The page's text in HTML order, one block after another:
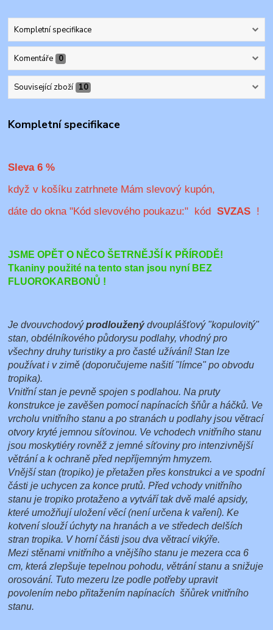
Kompletní specifikace
Komentáře 0
Související zboží 10
Kompletní specifikace
Sleva 6 %
když v košíku zatrhnete Mám slevový kupón,
dáte do okna "Kód slevového poukazu:" kódSVZAS !
JSME OPĚT O NĚCO ŠETRNĚJŠÍ K PŘÍRODĚ!
Tkaniny použité na tento stan jsou nyní BEZ
FLUOROKARBONŮ !
Je dvouvchodovýprodlouženýdvouplášťový "kopulovitý"
stan, obdélníkového půdorysu podlahy, vhodný pro
všechny druhy turistiky a pro časté užívání! Stan lze
používat i v zimě (doporučujeme našití "límce" po obvodu
tropika).
Vnitřní stan je pevně spojen s podlahou. Na pruty
konstrukce je zavěšen pomocí napínacích šňůr a háčků. Ve
vrcholu vnitřního stanu a po stranách u podlahy jsou větrací
otvory kryté jemnou síťovinou. Ve vchodech vnitřního stanu
jsou moskytiéry rovněž z jemné síťoviny pro intenzivnější
větrání a k ochraně před nepříjemným hmyzem.
Vnější stan (tropiko) je přetažen přes konstrukci a ve spodní
části je uchycen za konce prutů. Před vchody vnitřního
stanu je tropiko protaženo a vytváří tak dvě malé apsidy,
které umožňují uložení věcí (není určena k vaření). Ke
kotvení slouží úchyty na hranách a ve středech delších
stran tropika. V horní části jsou dva větrací vikýře.
Mezi stěnami vnitřního a vnějšího stanu je mezera cca 6
cm, která zlepšuje tepelnou pohodu, větrání stanu a snižuje
orosování. Tuto mezeru lze podle potřeby upravit
povolením nebo přitažením napínacích šňůrek vnitřního
stanu.